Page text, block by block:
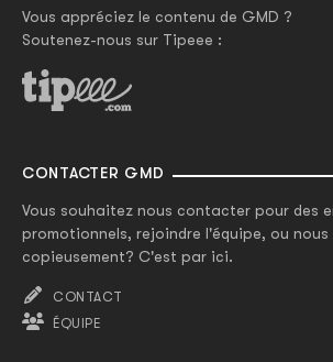
Vous appréciez le contenu de GMD ?
Soutenez-nous sur Tipeee :
CONTACTER GMD
Vous souhaitez nous contacter pour des
promotionnels, rejoindre l'équipe, ou nous
copieusement? C'est par ici.
CONTACT
ÉQUIPE